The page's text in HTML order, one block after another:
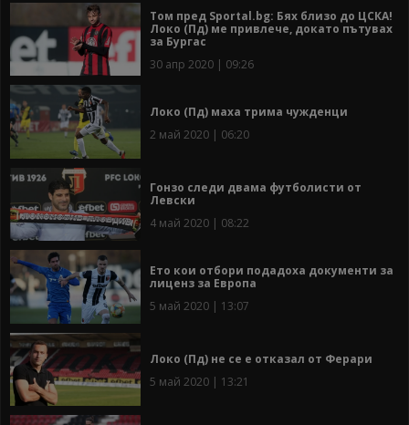
Том пред Sportal.bg: Бях близо до ЦСКА!
Локо (Пд) ме привлече, докато пътувах
за Бургас
30 апр 2020 | 09:26
Локо (Пд) маха трима чужденци
2 май 2020 | 06:20
Гонзо следи двама футболисти oт
Левски
4 май 2020 | 08:22
Ето кои отбори подадоха документи за
лиценз за Европа
5 май 2020 | 13:07
Локо (Пд) не се е отказал от Ферари
5 май 2020 | 13:21